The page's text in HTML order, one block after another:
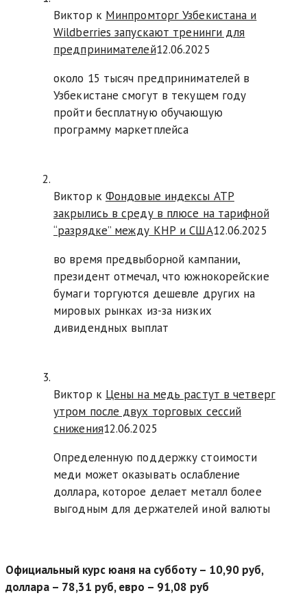
Виктор к Минпромторг Узбекистана и
Wildberries запускают тренинги для
предпринимателей12.06.2025
около 15 тысяч предпринимателей в
Узбекистане смогут в текущем году
пройти бесплатную обучающую
программу маркетплейса
Виктор к Фондовые индексы АТР
закрылись в среду в плюсе на тарифной
“разрядке” между КНР и США12.06.2025
во время предвыборной кампании,
президент отмечал, что южнокорейские
бумаги торгуются дешевле других на
мировых рынках из-за низких
дивидендных выплат
Виктор к Цены на медь растут в четверг
утром после двух торговых сессий
снижения12.06.2025
Определенную поддержку стоимости
меди может оказывать ослабление
доллара, которое делает металл более
выгодным для держателей иной валюты
Официальный курс юаня на субботу – 10,90 руб,
доллара – 78,31 руб, евро – 91,08 руб